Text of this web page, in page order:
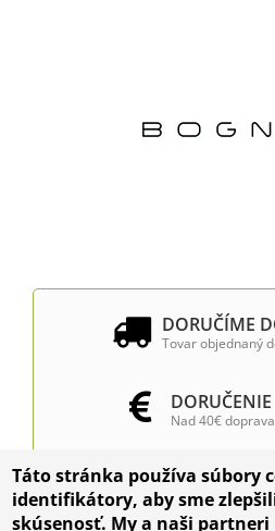
DORUČÍME
Tovar objednaný
Nad 40€
INŠTALÁCIA
ZARIADENÍ
Táto stránka používa súbory
identifikátory, aby sme
skúsenosť. My a naši